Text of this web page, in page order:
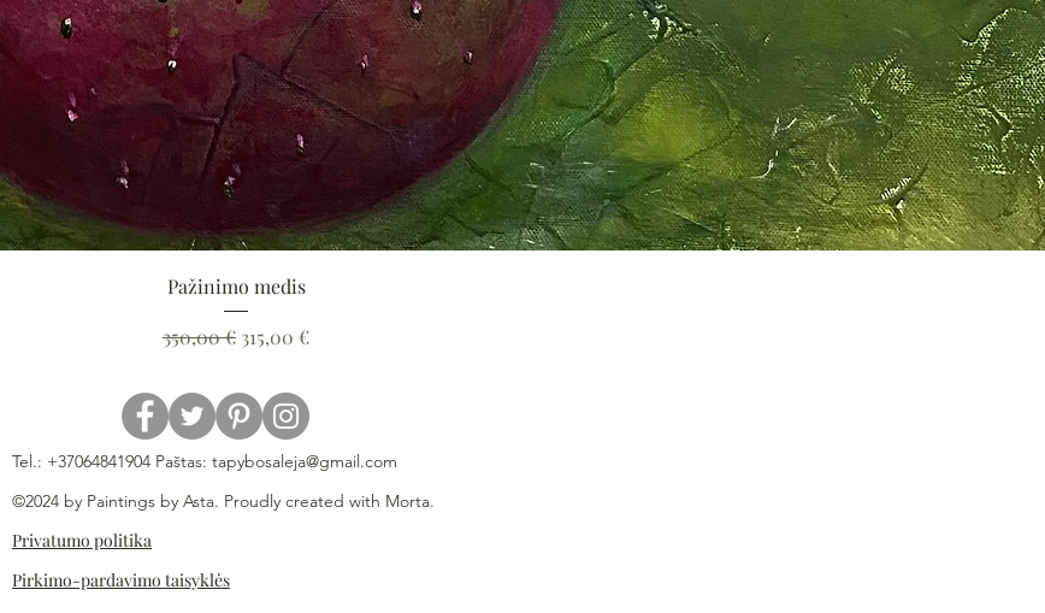
Greita peržiūra
Pažinimo medis
Įprastinė kaina
350,00 € Pardavimo kaina
315,00 €
Tel.: +37064841904 Paštas: tapybosaleja@gmail.com
©2024 by Paintings by Asta. Proudly created with Morta.
Privatumo politika
Pirkimo-pardavimo taisyklės